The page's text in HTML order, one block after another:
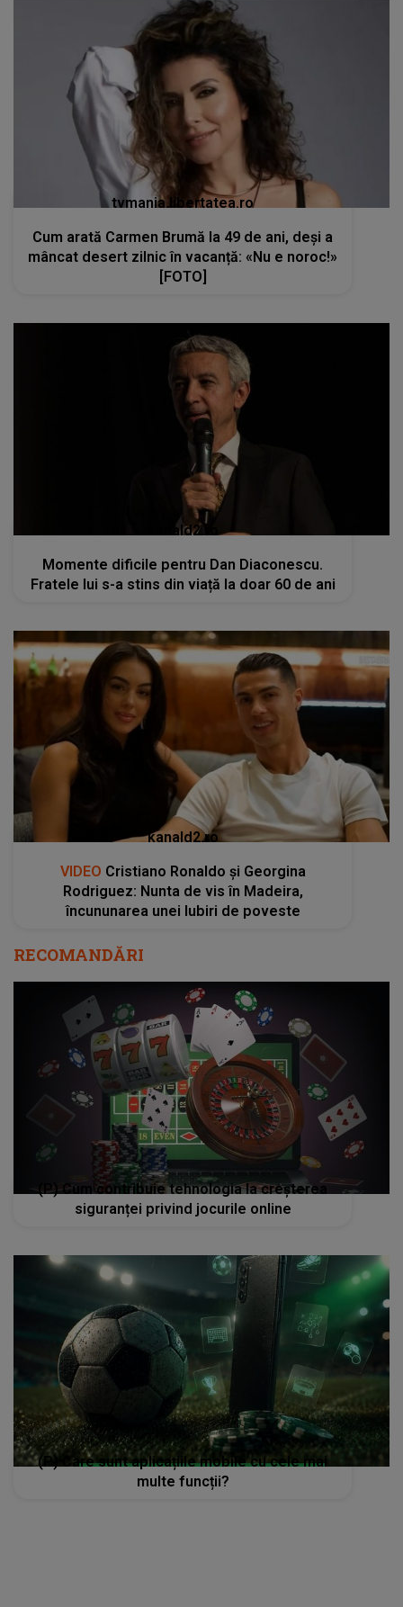
tvmania.libertatea.ro
Cum arată Carmen Brumă la 49 de ani, deși a
mâncat desert zilnic în vacanță: «Nu e noroc!»
[FOTO]
kanald2.ro
Momente dificile pentru Dan Diaconescu.
Fratele lui s-a stins din viață la doar 60 de ani
kanald2.ro
VIDEO Cristiano Ronaldo și Georgina
Rodriguez: Nunta de vis în Madeira,
încununarea unei Iubiri de poveste
RECOMANDĂRI
(P) Cum contribuie tehnologia la creșterea
siguranței privind jocurile online
(P) Care sunt aplicațiile mobile cu cele mai
multe funcții?